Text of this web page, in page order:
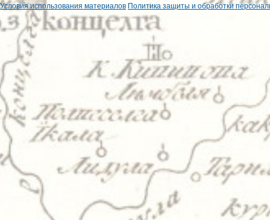
Условия использования материалов Политика защиты и обработки